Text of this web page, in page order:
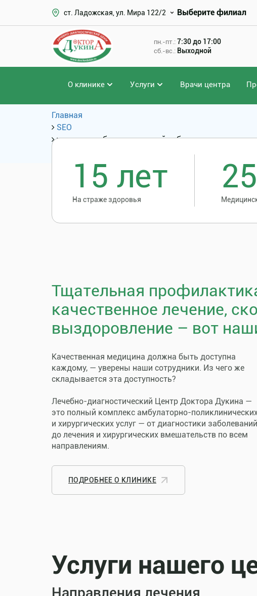
ст. Ладожская, ул. Мира 122/2 Выберите филиал
пн.-пт.: 7:30 до 17:00
сб.-вс.: Выходной
О клинике Услуги Врачи центра
Главная
SEO
удаление зуба под седацией ребенку отзывы
15 лет
На страже здоровья
Тщательная
качественное лечение,
выздоровление – вот
Качественная медицина должна быть доступна
каждому, — уверены наши сотрудники. Из чего же
складывается эта доступность?
Лечебно-диагностический Центр Доктора Дукина —
это полный комплекс амбулаторно-
и хирургических услуг — от диагностики заболеваний
до лечения и хирургических вмешательств по всем
направлениям.
ПОДРОБНЕЕ О КЛИНИКЕ
Услуги нашего